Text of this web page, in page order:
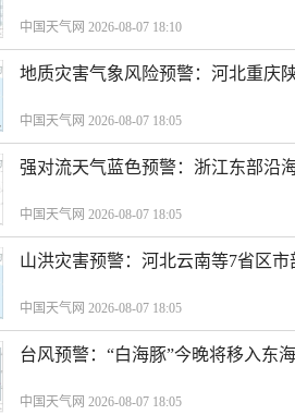
中国天气网 2026-08-07 18:10
地质灾害气象风险预警：河北重庆
中国天气网 2026-08-07 18:05
强对流天气蓝色预警：浙江东部沿
中国天气网 2026-08-07 18:05
山洪灾害预警：河北云南等7省区
中国天气网 2026-08-07 18:05
台风预警：“白海豚”今晚将移入东
中国天气网 2026-08-07 18:05